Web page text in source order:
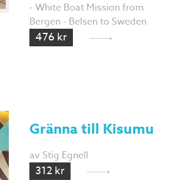
- White Boat Mission from
Bergen - Belsen to Sweden
476 kr
Gränna till Kisumu
av Stig Egnell
312 kr